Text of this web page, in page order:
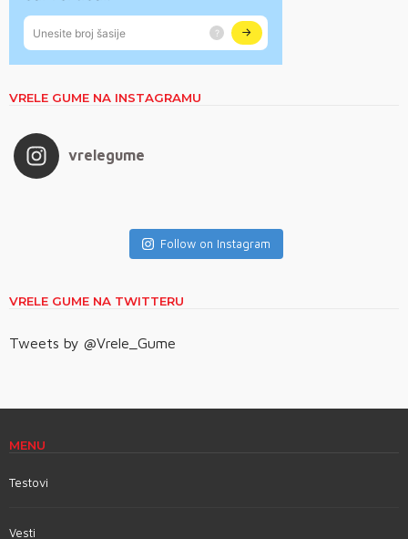
VRELE GUME NA INSTAGRAMU
vrelegume
Follow on Instagram
VRELE GUME NA TWITTERU
Tweets by @Vrele_Gume
MENU
Testovi
Vesti